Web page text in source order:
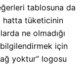
tablosuna da
hatta tüketicinin
ne olmadığı
için
yoktur” logosu